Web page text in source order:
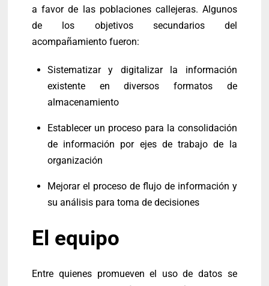
a favor de las poblaciones callejeras. Algunos
de los objetivos secundarios del
acompañamiento fueron:
Sistematizar y digitalizar la información
existente en diversos formatos de
almacenamiento
Establecer un proceso para la consolidación
de información por ejes de trabajo de la
organización
Mejorar el proceso de flujo de información y
su análisis para toma de decisiones
El equipo
Entre quienes promueven el uso de datos se